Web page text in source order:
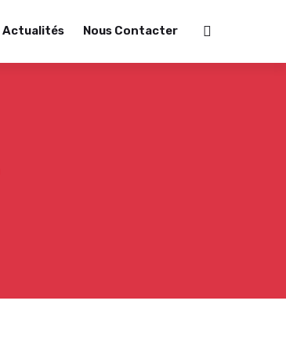
Actualités Nous Contacter